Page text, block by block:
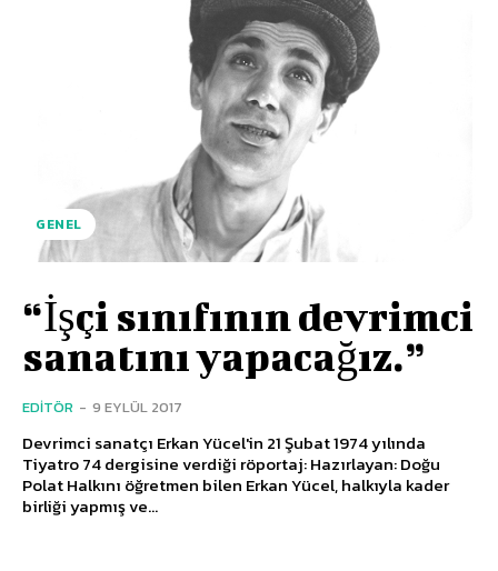
GENEL
“İşçi sınıfının devrimci
sanatını yapacağız.”
EDITÖR - 9 EYLÜL 2017
Devrimci sanatçı Erkan Yücel'in 21 Şubat 1974 yılında
Tiyatro 74 dergisine verdiği röportaj: Hazırlayan: Doğu
Polat Halkını öğretmen bilen Erkan Yücel, halkıyla kader
birliği yapmış ve...